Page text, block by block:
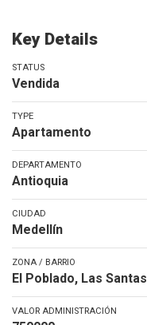
Key Details
STATUS
Vendida
TYPE
Apartamento
DEPARTAMENTO
Antioquia
CIUDAD
Medellín
ZONA / BARRIO
El Poblado, Las Santas
VALOR ADMINISTRACIÓN